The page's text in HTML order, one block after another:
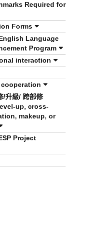
Required for
Forms
Language
Program
interaction
cooperation
/升級/ 跨部修
up, cross-
makeup, or
Project